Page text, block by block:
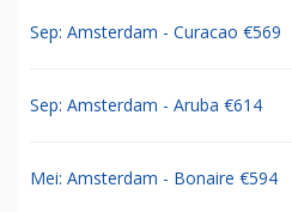
Sep: Amsterdam - Curacao €569
Sep: Amsterdam - Aruba €614
Mei: Amsterdam - Bonaire €594